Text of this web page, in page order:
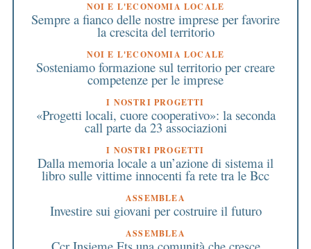
NOI E L'ECONOMIA LOCALE
Sempre a fianco delle nostre imprese per favorire
la crescita del territorio
NOI E L'ECONOMIA LOCALE
Sosteniamo formazione sul territorio per creare
competenze per le imprese
I NOSTRI PROGETTI
«Progetti locali, cuore cooperativo»: la seconda
call parte da 23 associazioni
I NOSTRI PROGETTI
Dalla memoria locale a un’azione di sistema il
libro sulle vittime innocenti fa rete tra le Bcc
ASSEMBLEA
Investire sui giovani per costruire il futuro
ASSEMBLEA